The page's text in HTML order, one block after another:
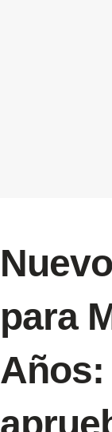
para